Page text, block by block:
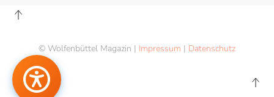
© Wolfenbüttel Magazin | Impressum | Datenschutz